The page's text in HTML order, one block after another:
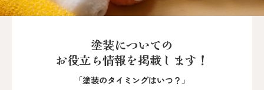
塗装についての
お役立ち情報を掲載します！
「塗装のタイミングはいつ？」